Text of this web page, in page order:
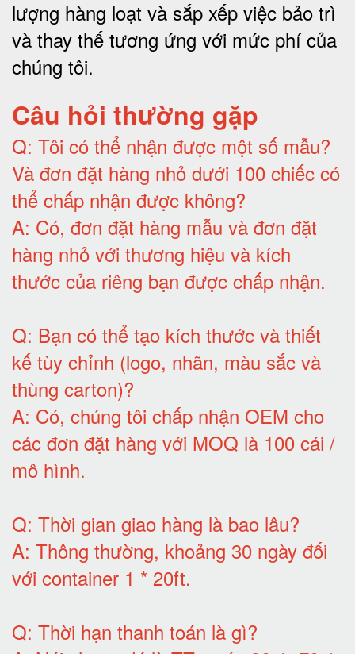
lượng hàng loạt và sắp xếp việc bảo trì
và thay thế tương ứng với mức phí của
chúng tôi.
Câu hỏi thường gặp
Q: Tôi có thể nhận được một số mẫu?
Và đơn đặt hàng nhỏ dưới 100 chiếc có
thể chấp nhận được không?
A: Có, đơn đặt hàng mẫu và đơn đặt
hàng nhỏ với thương hiệu và kích
thước của riêng bạn được chấp nhận.
Q: Bạn có thể tạo kích thước và thiết
kế tùy chỉnh (logo, nhãn, màu sắc và
thùng carton)?
A: Có, chúng tôi chấp nhận OEM cho
các đơn đặt hàng với MOQ là 100 cái /
mô hình.
Q: Thời gian giao hàng là bao lâu?
A: Thông thường, khoảng 30 ngày đối
với container 1 * 20ft.
Q: Thời hạn thanh toán là gì?